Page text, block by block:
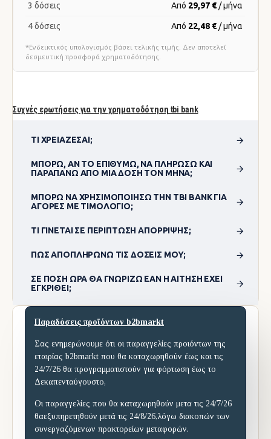
Συχνές ερωτήσεις για την χρηματοδότηση tbi bank
ΤΙ ΧΡΕΙΆΖΕΣΑΙ;
ΜΠΟΡΏ, ΑΝ ΤΟ ΕΠΙΘΥΜΏ, ΝΑ ΠΛΗΡΏΣΩ ΚΑΙ
ΠΑΡΑΠΆΝΩ ΑΠΌ ΜΊΑ ΔΌΣΗ ΤΟΝ ΜΉΝΑ;
ΜΠΟΡΏ ΝΑ ΧΡΗΣΙΜΟΠΟΊΗΣΩ ΤΗΝ TBI BANK ΓΙΑ
ΑΓΟΡΈΣ ΜΕ ΤΙΜΟΛΌΓΙΟ;
ΤΙ ΓΊΝΕΤΑΙ ΣΕ ΠΕΡΊΠΤΩΣΗ ΑΠΌΡΡΙΨΗΣ;
ΠΏΣ ΑΠΟΠΛΗΡΏΝΩ ΤΙΣ ΔΌΣΕΙΣ ΜΟΥ;
ΣΕ ΠΌΣΗ ΏΡΑ ΘΑ ΓΝΩΡΊΖΩ ΕΆΝ Η ΑΊΤΗΣΗ ΈΧΕΙ
ΕΓΚΡΙΘΕΊ;
3 δόσεις Από 29,97 € / μήνα
4 δόσεις Από 22,48 € / μήνα
*Ενδεικτικός υπολογισμός βάσει τελικής τιμής. Δεν αποτελεί
δεσμευτική προσφορά χρηματοδότησης.
Παραδόσεις προϊόντων b2bmarkt
Σας ενημερώνουμε ότι οι παραγγελίες προιόντων της
εταιρίας b2bmarkt που θα καταχωρηθούν έως και τις
24/7/26 θα προγραμματιστούν για φόρτωση έως το
Δεκαπενταύγουστο,
Οι παραγγελίες που θα καταχωρηθούν μετα τις 24/7/26
θαεξυπηρετηθούν μετά τις 24/8/26,λόγω διακοπών των
συνεργαζόμενων πρακτορείων μεταφορών.